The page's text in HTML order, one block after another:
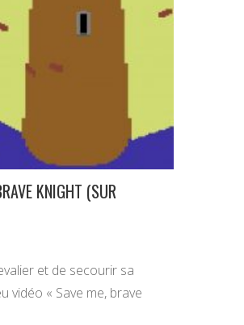
KNIGHT (SUR
et de secourir sa
vidéo « Save me, brave